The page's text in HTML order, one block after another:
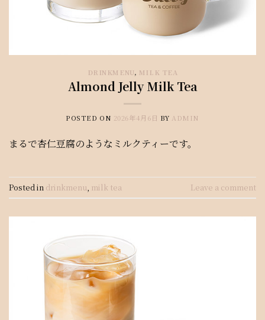
DRINKMENU, MILK TEA
Almond Jelly Milk Tea
POSTED ON 2026年4月6日 BY ADMIN
まるで杏仁豆腐のようなミルクティーです。
Posted in drinkmenu milk tea Leave a comment